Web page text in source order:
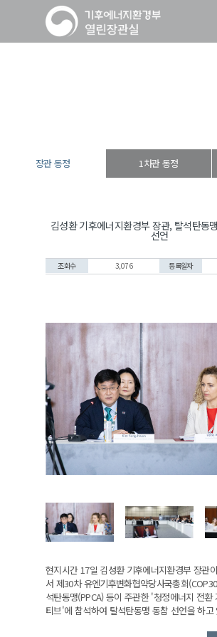
장관 동정 1차관 동정
김성환 기후에너지환경부 장관, 탈석탄동
선언
조회수 3,076 등록일자
현지시간 17일 김성환 기후에너지환경부 장관
서 제30차 유엔기후변화협약당사국총회
석탄동맹(PPCA) 등이 주관한 '청정에너지 전환
티브'에 참석하여 탈석탄동맹 동참 선언을 하고